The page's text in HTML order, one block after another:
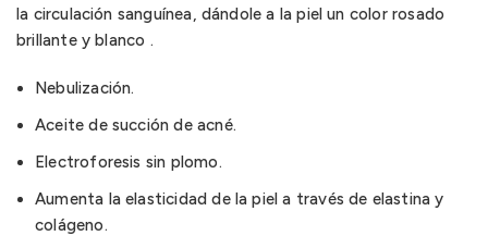
la circulación sanguínea, dándole a la piel un color rosado
brillante y blanco .
Nebulización.
Aceite de succión de acné.
Electroforesis sin plomo.
Aumenta la elasticidad de la piel a través de elastina y
colágeno.